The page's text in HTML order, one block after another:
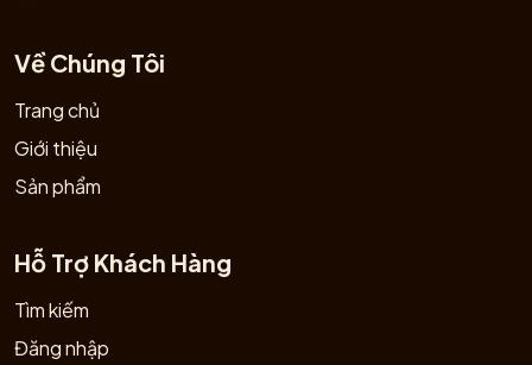
Về Chúng Tôi
Trang chủ
Giới thiệu
Sản phẩm
Hỗ Trợ Khách Hàng
Tìm kiếm
Đăng nhập